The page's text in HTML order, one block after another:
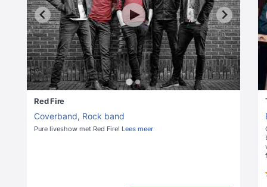
Red Fire
Coverband, Rock band
Pure liveshow met Red Fire! Lees meer